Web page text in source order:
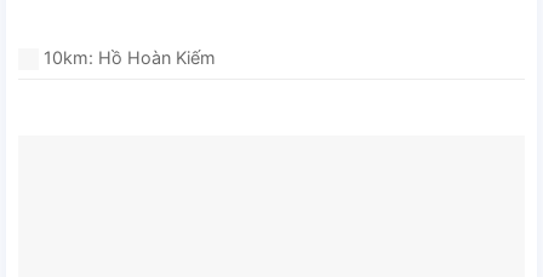
10km: Hồ Hoàn Kiếm